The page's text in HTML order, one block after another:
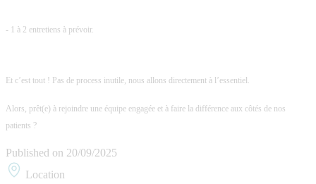
- 1 à 2 entretiens à prévoir.
Et c’est tout ! Pas de process inutile, nous allons directement à l’essentiel.
Alors, prêt(e) à rejoindre une équipe engagée et à faire la différence aux côtés de nos
patients ?
Published on 20/09/2025
Location